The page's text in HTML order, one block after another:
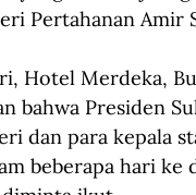
Pertahanan Amir
Hotel Merdeka,
bahwa Presiden
dan para kepala
beberapa hari